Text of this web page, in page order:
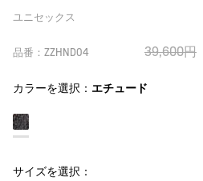
ユニセックス
品番：ZZHND04 39,600円
カラーを選択： エチュード
サイズを選択：